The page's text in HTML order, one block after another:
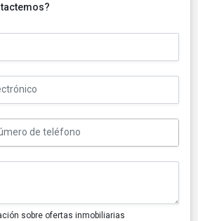
sobre ofertas inmobiliarias